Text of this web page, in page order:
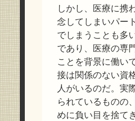
しかし、医療に携
念してしまいパー
でしまうことも多
であり、医療の専
ことを背景に働い
接は関係のない資
人がいるのだ。実
られているものの
めに負い目を捨て